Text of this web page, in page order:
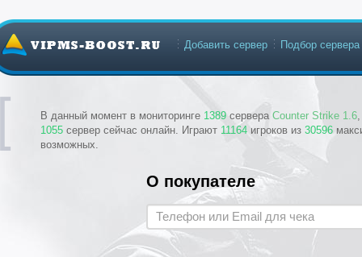
В данный момент в мониторинге 1389 сервера Counter Strike 1.6
1055 сервер сейчас онлайн. Играют 11164 игроков из 30596
возможных.
Добавить сервер Подбор сервера
О покупателе